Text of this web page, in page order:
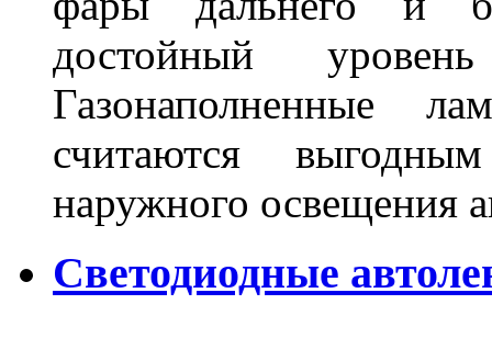
достойный
Газонаполненные
считаются
наружного освещения
Светодиодные